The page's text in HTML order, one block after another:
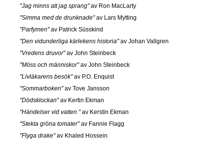
"Jag minns att jag sprang"av Ron MacLarty
"Simma med de drunknade"av Lars Mytting
"Parfymen"av Patrick Süsskind
"Den vidunderliga kärlekens historia"av Johan Vallgren
"Vredens druvor"av John Steinbeck
"Möss och människor"av John Steinbeck
"Livläkarens besök"av P.O. Enquist
"Sommarboken"av Tove Jansson
"Dödsklockan"av Kertin Ekman
"Händelser vid vatten "av Kerstin Ekman
"Stekta gröna tomater"av Fannie Flagg
"Flyga drake"av Khaled Hossein